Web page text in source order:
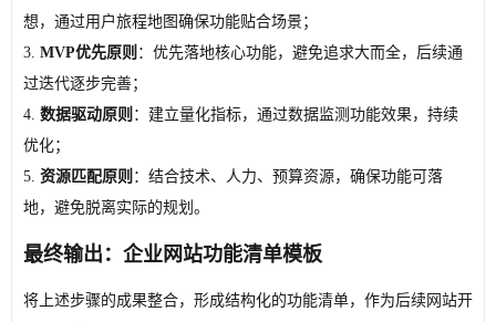
想，通过用户旅程地图确保功能贴合场景；
3. MVP优先原则 ：优先落地核心功能，避免追求大而全，后续通
过迭代逐步完善；
4. 数据驱动原则 ：建立量化指标，通过数据监测功能效果，持续
优化；
5. 资源匹配原则 ：结合技术、人力、预算资源，确保功能可落
地，避免脱离实际的规划。
最终输出：企业网站功能清单模板
将上述步骤的成果整合，形成结构化的功能清单，作为后续网站开